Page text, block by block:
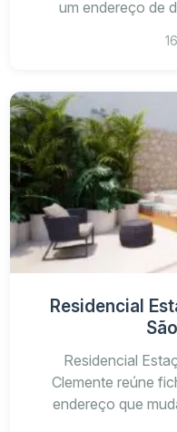
um endereço de
Residencial
Residencial
Clemente reúne
endereço que